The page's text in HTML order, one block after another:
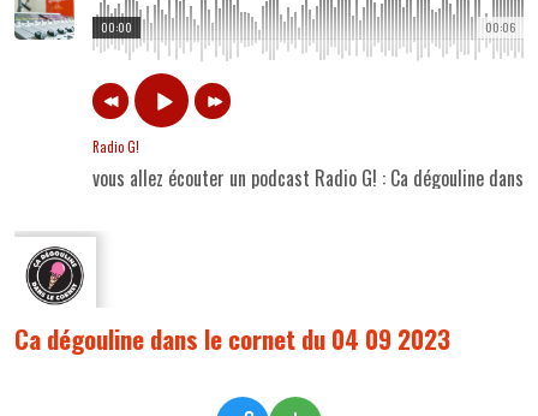
00:06
00:00
Radio G!
vous allez écouter un podcast Radio G! : Ca dégouline
Ca dégouline dans le cornet du 04 09 2023